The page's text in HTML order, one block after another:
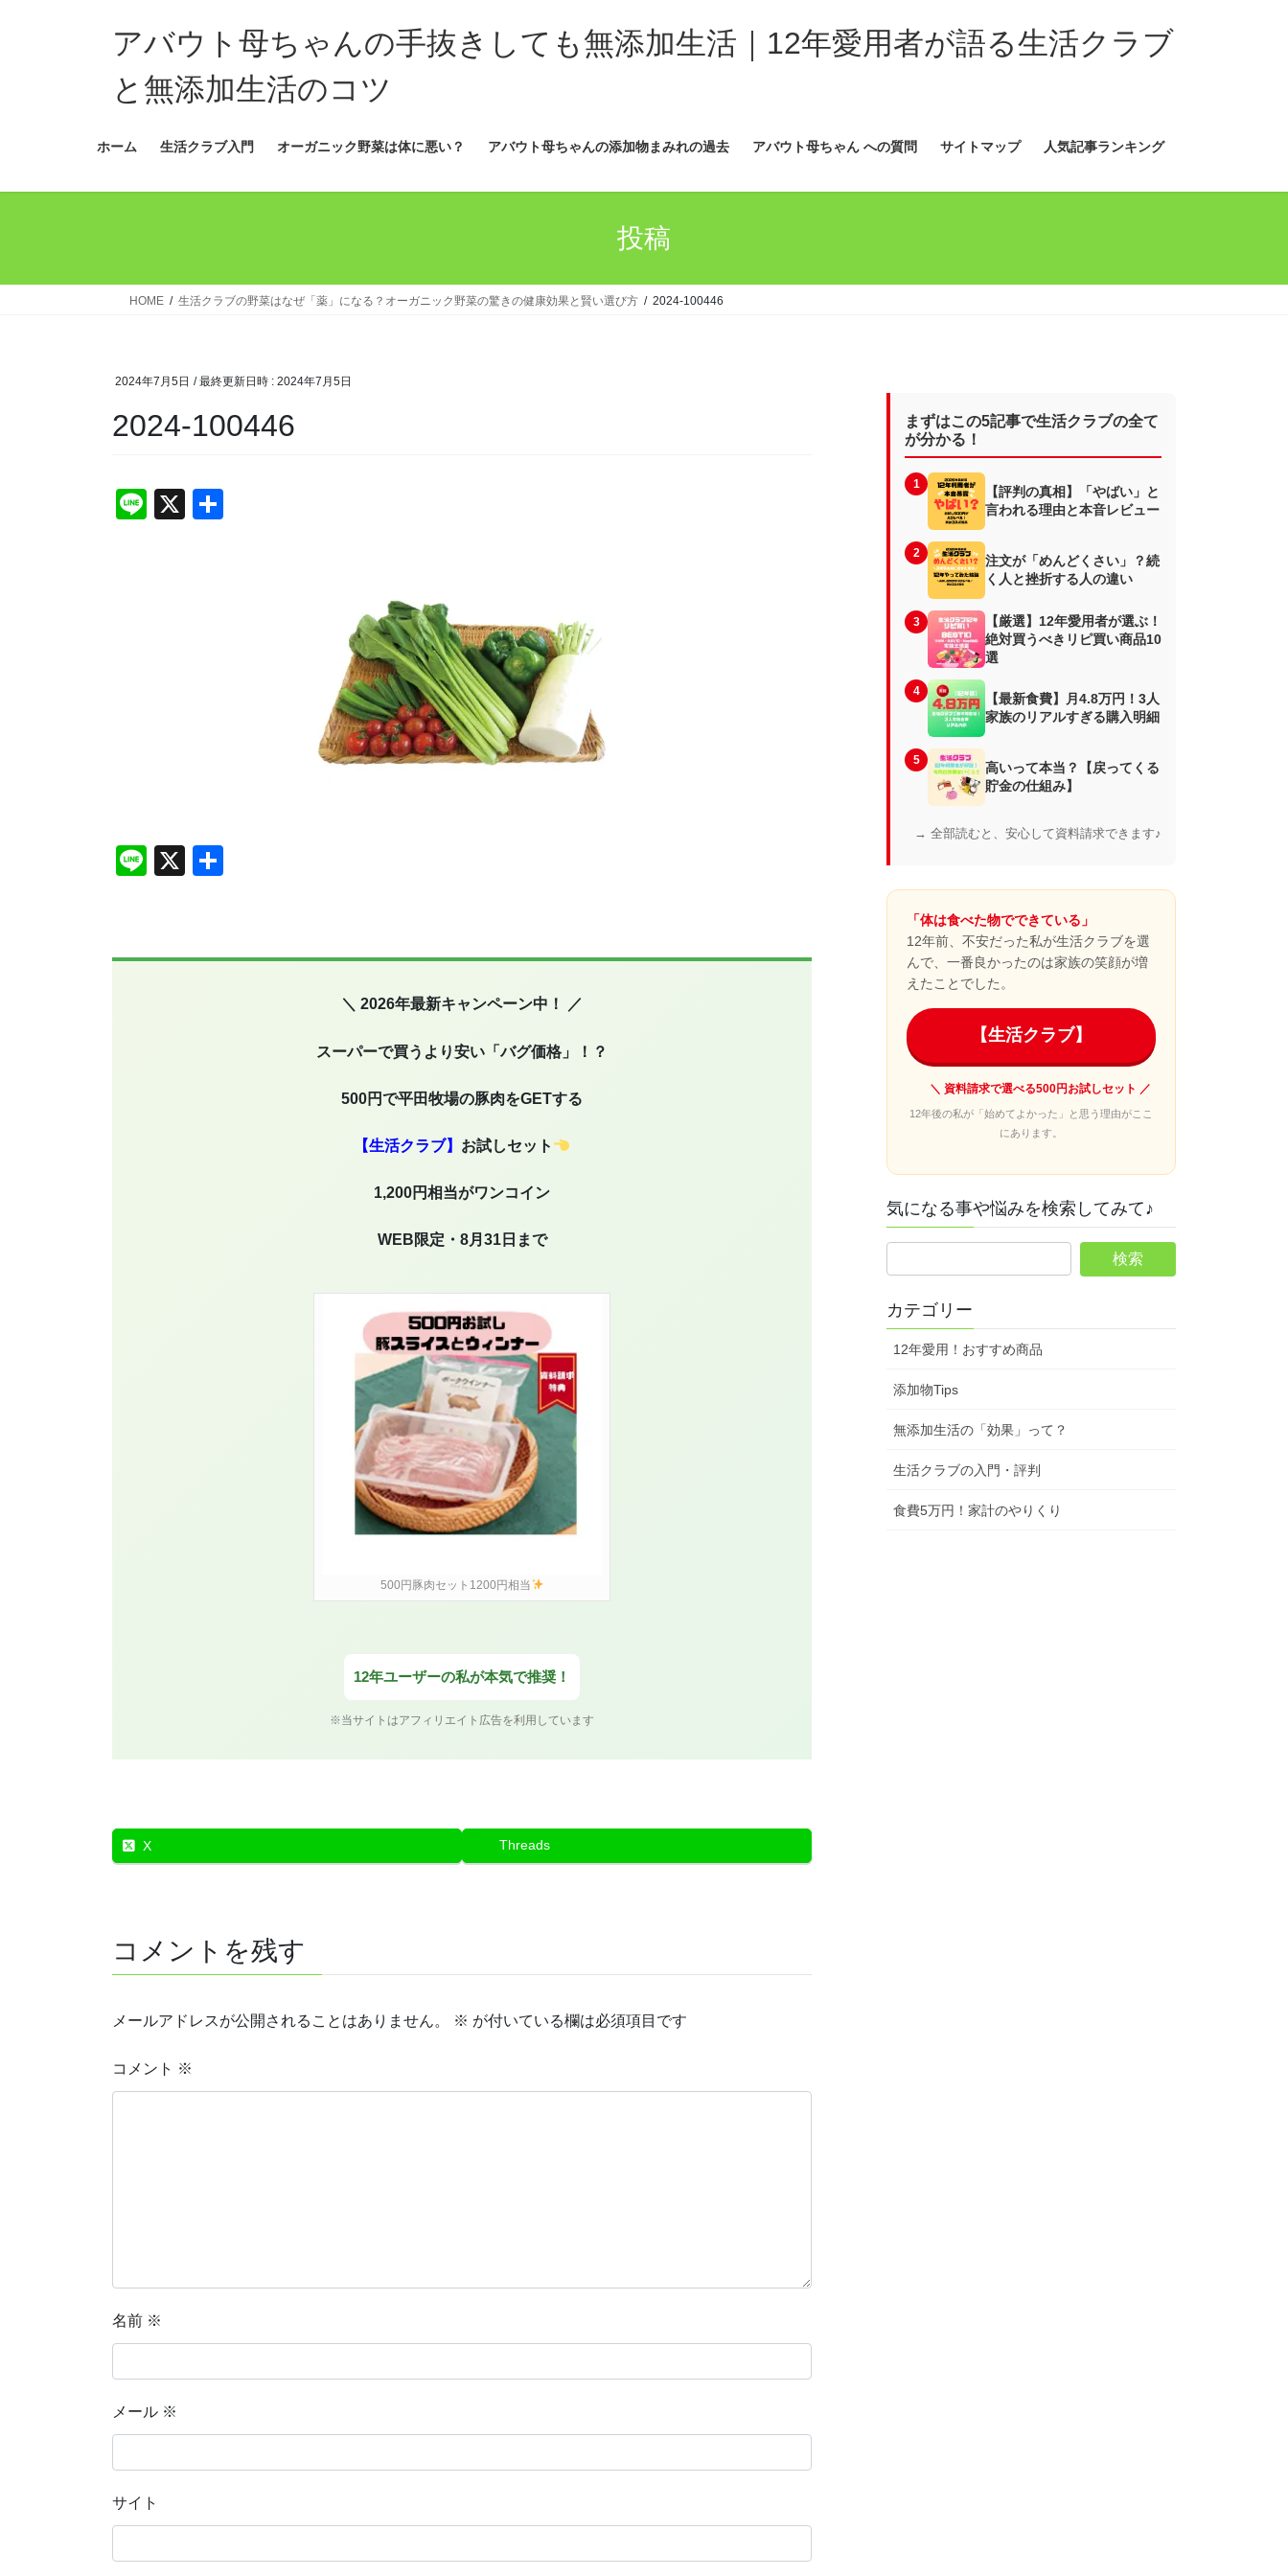
ッ
移
アバウト母ちゃんの手抜きしても無添加生活｜12年愛用者が語る生活クラブ
と無添加生活のコツ
ホーム 生活クラブ入門 オーガニック野菜は体に悪い？ アバウト母ちゃんの添加物まみれの過去 アバウト母ちゃん への質問 サイトマップ 人気記事ランキング
投稿
HOME 生活クラブの野菜はなぜ「薬」になる？オーガニック野菜の驚きの健康効果と賢い選び方 2024-100446
2024年7月5日 / 最終更新日時 : 2024年7月5日
2024-100446
Li
X
Li
X
＼ 2026年最新キャンペーン中！ ／
スーパーで買うより安い「バグ価格」！？
500円で平田牧場の豚肉をGETする
【生活クラブ】 お試しセット
1,200円相当がワンコイン
WEB限定・8月31日まで
500円豚肉セット1200円相当
12年ユーザーの私が本気で推奨！
※当サイトはアフィリエイト広告を利用しています
X Threads
コメントを残す
メールアドレスが公開されることはありません。 ※ が付いている欄は必須項目です
コメント ※
名前 ※
メール ※
サイト
まずはこの5記事で生活クラブの全て
が分かる！
1
【評判の真相】「やばい」と
言われる理由と本音レビュー
2
注文が「めんどくさい」？続
く人と挫折する人の違い
3
【厳選】12年愛用者が選ぶ！
絶対買うべきリピ買い商品10
選
4
【最新食費】月4.8万円！3人
家族のリアルすぎる購入明細
5
高いって本当？【戻ってくる
貯金の仕組み】
→ 全部読むと、安心して資料請求できます♪
「体は食べた物でできている」
12年前、不安だった私が生活クラブを選
んで、一番良かったのは家族の笑顔が増
えたことでした。
【生活クラブ】
＼ 資料請求で選べる500円お試しセット ／
12年後の私が「始めてよかった」と思う理由がここ
にあります。
気になる事や悩みを検索してみて♪
カテゴリー
12年愛用！おすすめ商品
添加物Tips
無添加生活の「効果」って？
生活クラブの入門・評判
食費5万円！家計のやりくり